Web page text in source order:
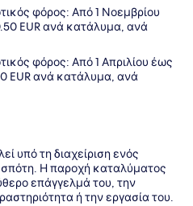
φόρος: Από 1 Νοεμβρίου
EUR ανά κατάλυμα, ανά
φόρος: Από 1 Απριλίου έως
EUR ανά κατάλυμα, ανά
υπό τη διαχείριση ενός
Η παροχή καταλύματος
επάγγελμά του, την
ή την εργασία του.